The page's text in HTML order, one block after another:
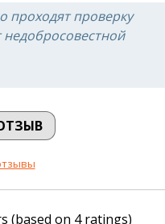
довольно, он
все было ясно.
анализов он мне
камушек. Я ощущал
мне становилось
отношение к
проходят проверку
(based on 4 ratings)